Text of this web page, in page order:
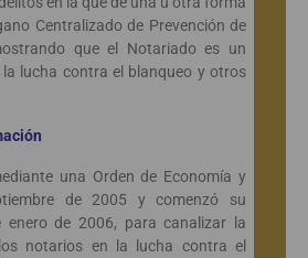
Centralizado de Prevención de
que el Notariado es un
la lucha contra el blanqueo y otros
una Orden de Economía y
de 2005 y comenzó su
enero de 2006, para canalizar la
notarios en la lucha contra el